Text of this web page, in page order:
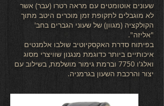
שעונים אוטומטים עם מראה רטרו (עבר) אשר
לא מוגבלים לתקופת זמן מוכרים היטב מתוך
הקולקציה (מגוון) של שעוני הגברים בחב'
"אליזה".
בפיתוח סדרת האקסקיוטיב שולבו אלמנטים
איכותיים ביותר כדוגמת מנגנון שוויצרי מסוג
ואלג'ו 7750 וברמת גימור מושלמת, בשילוב עם
יצור והרכבת השעון בגרמניה.